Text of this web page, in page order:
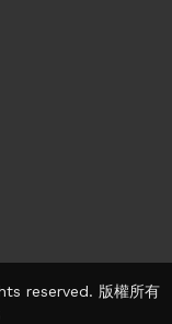
reserved. 版權所有